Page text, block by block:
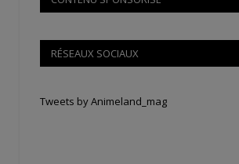
RÉSEAUX SOCIAUX
Tweets by Animeland_mag